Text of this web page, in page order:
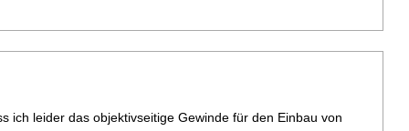
ich leider das objektivseitige Gewinde für den Einbau von